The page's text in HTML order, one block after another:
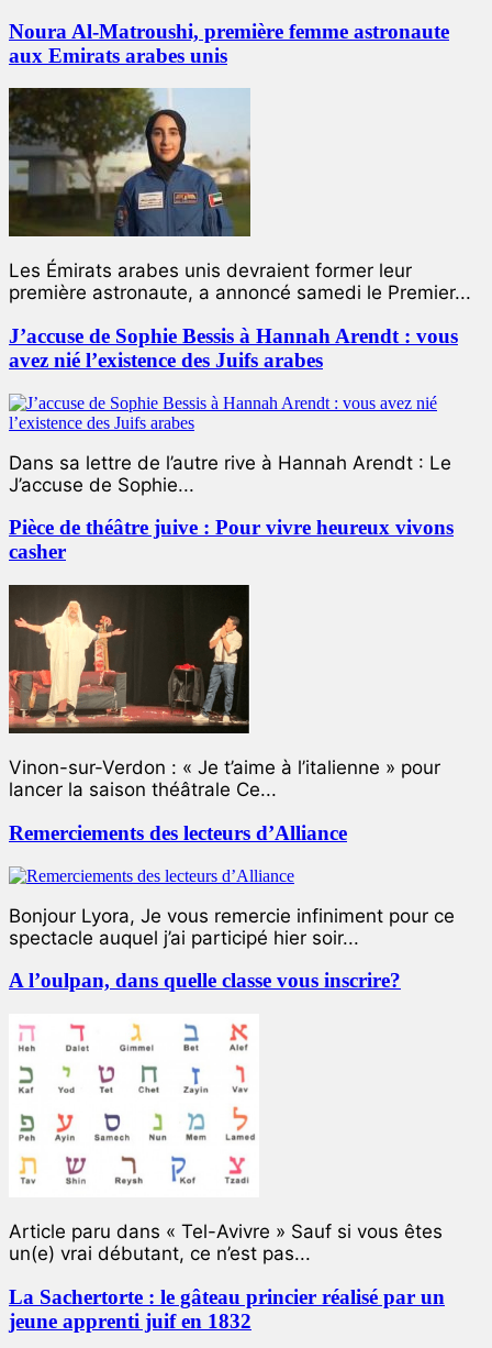
Noura Al-Matroushi, première femme astronaute
aux Emirats arabes unis
Les Émirats arabes unis devraient former leur
première astronaute, a annoncé samedi le Premier...
J’accuse de Sophie Bessis à Hannah Arendt : vous
avez nié l’existence des Juifs arabes
Dans sa lettre de l’autre rive à Hannah Arendt : Le
J’accuse de Sophie...
Pièce de théâtre juive : Pour vivre heureux vivons
casher
Vinon-sur-Verdon : « Je t’aime à l’italienne » pour
lancer la saison théâtrale Ce...
Remerciements des lecteurs d’Alliance
Bonjour Lyora, Je vous remercie infiniment pour ce
spectacle auquel j’ai participé hier soir...
A l’oulpan, dans quelle classe vous inscrire?
Article paru dans « Tel-Avivre » Sauf si vous êtes
un(e) vrai débutant, ce n’est pas...
La Sachertorte : le gâteau princier réalisé par un
jeune apprenti juif en 1832